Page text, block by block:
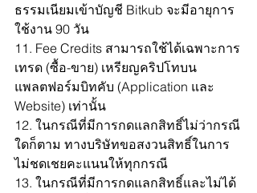
ธรรมเนียมเข้าบัญชี Bitkub จะมีอายุการ
ใช้งาน 90 วัน
11. Fee Credits สามารถใช้ได้เฉพาะการ
เทรด (ซื้อ-ขาย) เหรียญคริปโทบน
แพลตฟอร์มบิทคับ (Application และ
Website) เท่านั้น
12. ในกรณีที่มีการกดแลกสิทธิ์ไม่ว่ากรณี
ใดก็ตาม ทางบริษัทขอสงวนสิทธิ์ในการ
ไม่ชดเชยคะแนนให้ทุกกรณี
13. ในกรณีที่มีการกดแลกสิทธิ์และไม่ได้